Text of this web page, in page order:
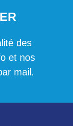
des
et nos
mail.